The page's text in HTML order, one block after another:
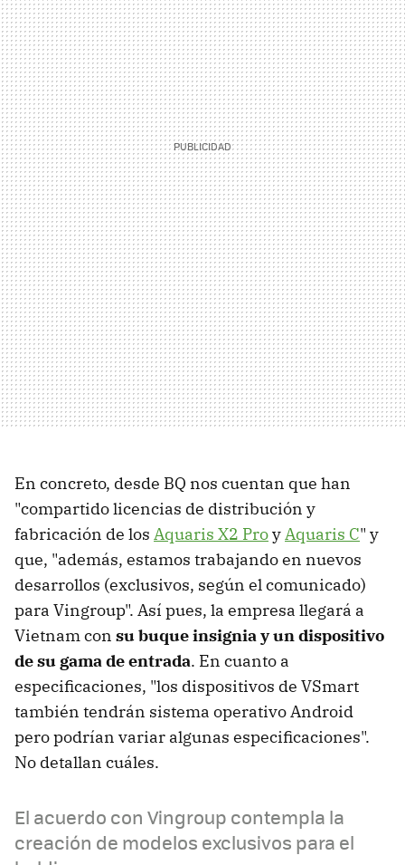
En concreto, desde BQ nos cuentan que han
"compartido licencias de distribución y
fabricación de los Aquaris X2 ProyAquaris C" y
que, "además, estamos trabajando en nuevos
desarrollos (exclusivos, según el comunicado)
para Vingroup". Así pues, la empresa llegará a
Vietnam con su buque insignia y un dispositivo
de su gama de entrada. En cuanto a
especificaciones, "los dispositivos de VSmart
también tendrán sistema operativo Android
pero podrían variar algunas especificaciones".
No detallan cuáles.
El acuerdo con Vingroup contempla la
creación de modelos exclusivos para el